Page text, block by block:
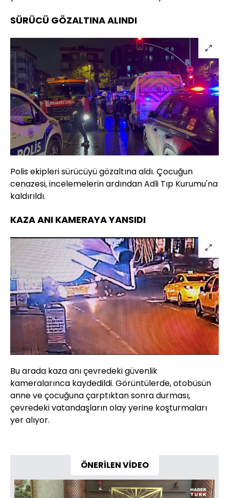
SÜRÜCÜ GÖZALTINA ALINDI
Polis ekipleri sürücüyü gözaltına aldı. Çocuğun
cenazesi, incelemelerin ardından Adli Tıp Kurumu'na
kaldırıldı.
KAZA ANI KAMERAYA YANSIDI
Bu arada kaza anı çevredeki güvenlik
kameralarınca kaydedildi. Görüntülerde, otobüsün
anne ve çocuğuna çarptıktan sonra durması,
çevredeki vatandaşların olay yerine koşturmaları
yer alıyor.
ÖNERİLEN VİDEO